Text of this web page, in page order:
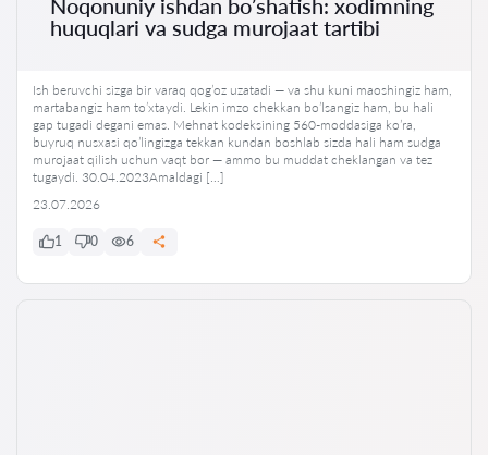
Noqonuniy ishdan bo’shatish: xodimning
huquqlari va sudga murojaat tartibi
Ish beruvchi sizga bir varaq qog’oz uzatadi — va shu kuni maoshingiz ham,
martabangiz ham to’xtaydi. Lekin imzo chekkan bo’lsangiz ham, bu hali
gap tugadi degani emas. Mehnat kodeksining 560-moddasiga ko’ra,
buyruq nusxasi qo’lingizga tekkan kundan boshlab sizda hali ham sudga
murojaat qilish uchun vaqt bor — ammo bu muddat cheklangan va tez
tugaydi. 30.04.2023Amaldagi […]
23.07.2026
1 0 6